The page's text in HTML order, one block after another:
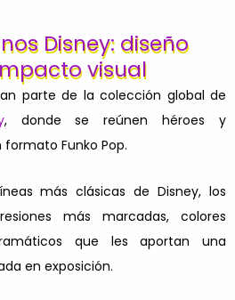
Disney: diseño
visual
parte de la colección global de
, donde se reúnen héroes y
Funko Pop.
más clásicas de Disney, los
más marcadas, colores
que les aportan una
en exposición.